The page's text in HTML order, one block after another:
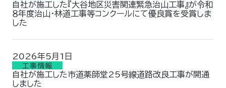
自社が施工した『大谷地区災害関連緊急治山工事』が令和
８年度治山・林道工事等コンクールにて優良賞を受賞しま
した
2026年5月1日
工事情報
自社が施工した市道薬師堂25号線道路改良工事が開通
しました